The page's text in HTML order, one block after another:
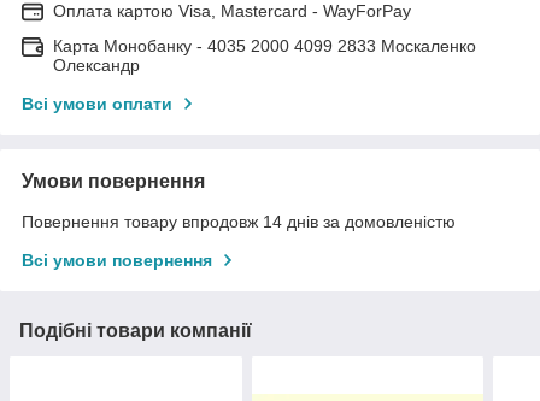
Оплата картою Visa, Mastercard - WayForPay
Карта Монобанку - 4035 2000 4099 2833 Москаленко
Олександр
Всі умови оплати
Умови повернення
Повернення товару впродовж 14 днів за домовленістю
Всі умови повернення
Подібні товари компанії